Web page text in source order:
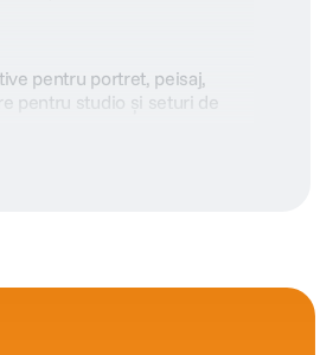
pentru portret, peisaj,
pentru studio și seturi de